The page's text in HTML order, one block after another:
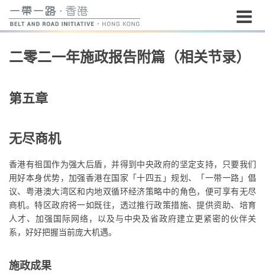
始
容
二零二一年施政报告附篇（相关节录）
第五章
无尽商机
香港有祖国作为强大后盾，并得到中央政府的坚定支持，只要我们
用好本身优势，加强香港在国家「十四五」规划、「一带一路」倡
议、粤港澳大湾区和内地双循环经济策略中的角色，便可享有无尽
商机。特区政府将一如既往，透过推行政策措施、提供资助、培育
人才、加强国际网络，以及与中央及省政府建立更紧密的伙伴关
系，好好把握当前庞大机遇。
施政成果